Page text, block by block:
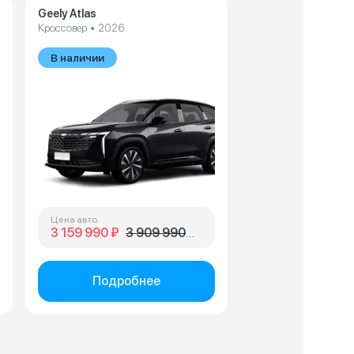
Geely Atlas
Кроссовер • 2026
В наличии
Цена авто
3 159 990 ₽ 3 909 990 ₽
Подробнее